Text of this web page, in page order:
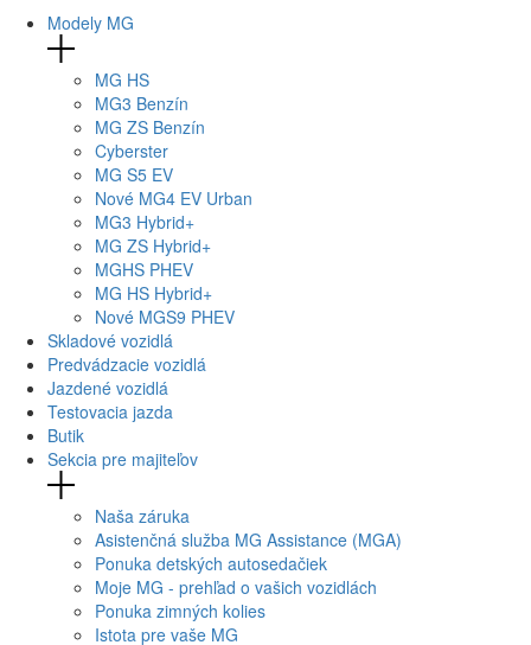
Modely MG
MG HS
MG3 Benzín
MG ZS Benzín
Cyberster
MG S5 EV
Nové MG4 EV Urban
MG3 Hybrid+
MG ZS Hybrid+
MGHS PHEV
MG HS Hybrid+
Nové MGS9 PHEV
Skladové vozidlá
Predvádzacie vozidlá
Jazdené vozidlá
Testovacia jazda
Butik
Sekcia pre majiteľov
Naša záruka
Asistenčná služba MG Assistance (MGA)
Ponuka detských autosedačiek
Moje MG - prehľad o vašich vozidlách
Ponuka zimných kolies
Istota pre vaše MG